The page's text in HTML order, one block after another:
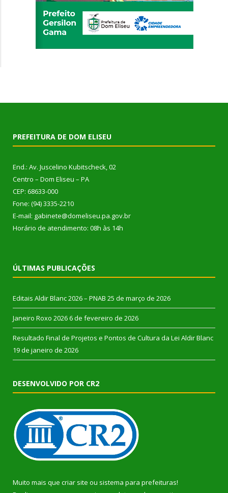
PREFEITURA DE DOM ELISEU
End.: Av. Juscelino Kubitscheck, 02
Centro – Dom Eliseu – PA
CEP: 68633-000
Fone: (94) 3335-2210
E-mail: gabinete@domeliseu.pa.gov.br
Horário de atendimento: 08h às 14h
ÚLTIMAS PUBLICAÇÕES
Editais Aldir Blanc 2026 – PNAB 25 de março de 2026
Janeiro Roxo 2026 6 de fevereiro de 2026
Resultado Final de Projetos e Pontos de Cultura da Lei Aldir Blanc
19 de janeiro de 2026
DESENVOLVIDO POR CR2
Muito mais que criar site ou sistema para prefeituras!